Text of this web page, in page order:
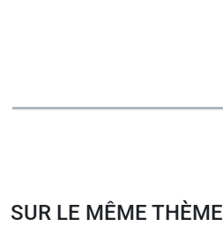
SUR LE MÊME THÈME